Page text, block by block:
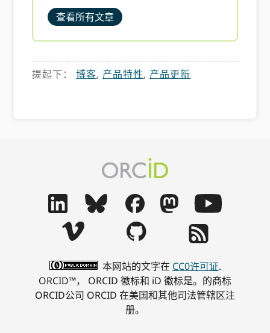
查看所有文章
提起下：博客,产品特性,产品更新
本网站的文字在 CC0许可证.
ORCID™， ORCID 徽标和 iD 徽标是。的商标
ORCID公司 ORCID 在美国和其他司法管辖区注
册。